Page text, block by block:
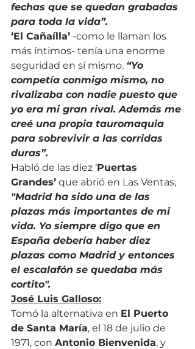
fechas que se quedan grabadas
para toda la vida”.
‘El Cañaílla’ -como le llaman los
más íntimos- tenía una enorme
seguridad en sí mismo. “Yo
competía conmigo mismo, no
rivalizaba con nadie puesto que
yo era mi gran rival. Además me
creé una propia tauromaquia
para sobrevivir a las corridas
duras”.
Habló de las diez ‘Puertas
Grandes’ que abrió en Las Ventas,
"Madrid ha sido una de las
plazas más importantes de mi
vida. Yo siempre digo que en
España debería haber diez
plazas como Madrid y entonces
el escalafón se quedaba más
cortito".
José Luis Galloso:
Tomó la alternativa en El Puerto
de Santa María, el 18 de julio de
1971, con Antonio Bienvenida, y